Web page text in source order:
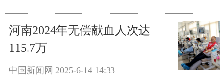
河南2024年无偿献血人次达
115.7万
中国新闻网 2025-6-14 14:33